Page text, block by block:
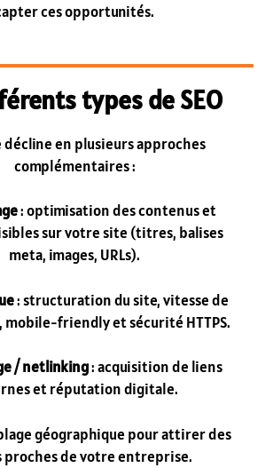
ces opportunités.
types de SEO
décline en plusieurs approches
complémentaires :
: optimisation des contenus et
sur votre site (titres, balises
meta, images, URLs).
: structuration du site, vitesse de
friendly et sécurité HTTPS.
/ netlinking: acquisition de liens
et réputation digitale.
géographique pour attirer des
proches de votre entreprise.